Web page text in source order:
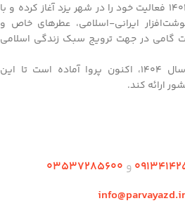
فروشگاه فرهنگی پروا از سال ۱۴۰۱ فعالیت خود را در شهر یزد آغاز کرده و با
ایرانی-اسلامی، عطرهای خاص و
گامی در جهت ترویج سبک زندگی اسلامی
با راه‌اندازی فروش مجازی از سال ۱۴۰۴، اکنون پروا آماده است تا این
ارائه کند.
و 03537285600
info@parvayazd.ir